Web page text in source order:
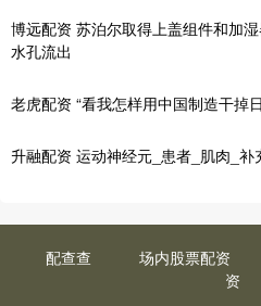
博远配资 苏泊尔取得上盖组件和加
水孔流出
老虎配资 “看我怎样用中国制造干掉
升融配资 运动神经元_患者_肌肉_补
配查查 场内股票配资
资